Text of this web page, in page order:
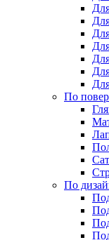
По
По